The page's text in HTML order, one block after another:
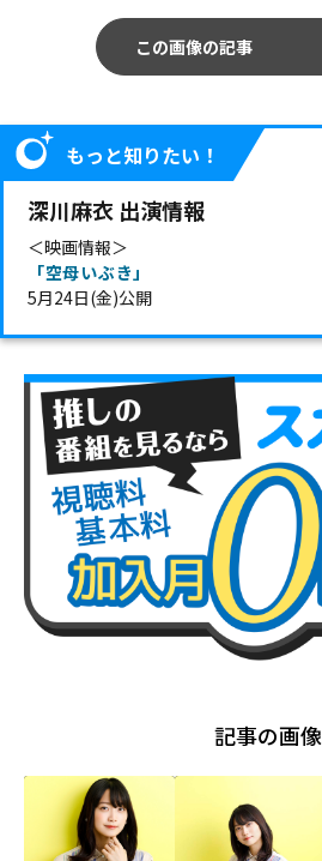
この画像の記事
もっと知りたい！
深川麻衣 出演情報
＜映画情報＞
「空母いぶき」
5月24日(金)公開
記事の画像